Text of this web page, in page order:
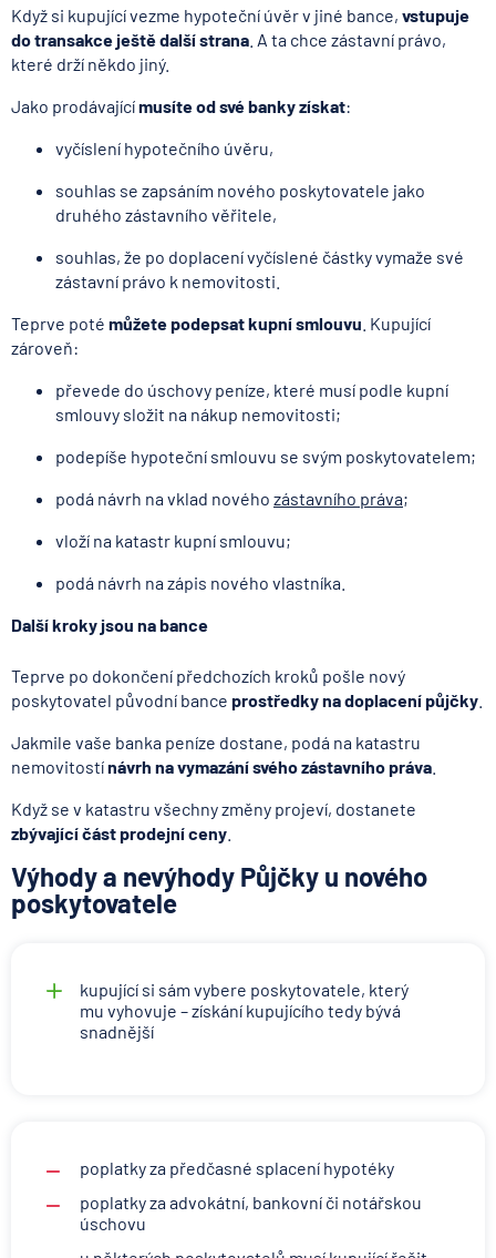
Když si kupující vezme hypoteční úvěr v jiné bance, vstupuje
do transakce ještě další strana . A ta chce zástavní právo,
které drží někdo jiný.
Jako prodávajícímusíteod své banky získat:
vyčíslení hypotečního úvěru,
souhlas se zapsáním nového poskytovatele jako
druhého zástavního věřitele,
souhlas, že po doplacení vyčíslené částky vymaže své
zástavní právo k nemovitosti.
Teprve poté můžete podepsat kupní smlouvu . Kupující
zároveň:
převede do úschovy peníze, které musí podle kupní
smlouvy složit na nákup nemovitosti;
podepíše hypoteční smlouvu se svým poskytovatelem;
podá návrh na vklad nového zástavního práva;
vloží na katastr kupní smlouvu;
podá návrh na zápis nového vlastníka.
Další kroky jsou na bance
Teprve po dokončení předchozích kroků pošle nový
poskytovatel původní bance prostředky na doplacení půjčky
Jakmile vaše banka peníze dostane, podá na katastru
nemovitostínávrh na vymazání svého zástavního práva
Když se v katastru všechny změny projeví, dostanete
zbývající část prodejní ceny
Výhody a nevýhody Půjčky u nového
poskytovatele
kupující si sám vybere poskytovatele, který
mu vyhovuje – získání kupujícího tedy bývá
snadnější
poplatky za předčasné splacení hypotéky
poplatky za advokátní, bankovní či notářskou
úschovu